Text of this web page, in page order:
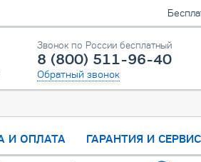
Звонок по России бесплатный
8 (800) 511-96-40
Обратный звонок
И ОПЛАТА ГАРАНТИЯ И СЕРВИС